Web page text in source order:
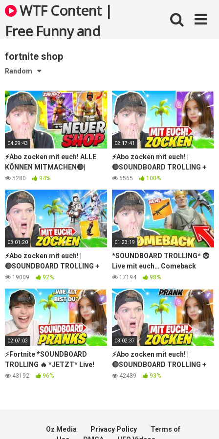
Skip
to
content
WTF Content |
Free Funny and
Bizarre Videos
fortnite shop
Random
04:29:43
⚡Abo zocken mit euch! ALLE
KÖNNEN MITMACHEN🔴|
Custom/Kreativ | Fortnite
5280 94%
02:17:41
⚡Abo zocken mit euch! |
🔴SOUNDBOARD TROLLING +
*UPDATE*⚡| Fortnite
6565 100%
03:01:20
⚡Abo zocken mit euch! |
🔴SOUNDBOARD TROLLING +
*UPDATE*⚡| Fortnite
19009 92%
01:23:19
*SOUNDBOARD TROLLING* 😨
Live mit euch… Comeback
Stream | Abo zocken 🛑|
17194 98%
02:07:03
⚡Fortnite *SOUNDBOARD
TROLLING 🔥 *JETZT* Live!
Abo zocken mit euch🔴|
43192 96%
03:02:37
⚡Abo zocken mit euch! |
🔴SOUNDBOARD TROLLING +
*UPDATE*⚡| Fortnite
42439 93%
Oz Media Privacy Policy
Terms of